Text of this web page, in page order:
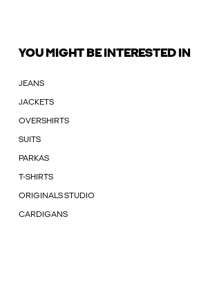
YOU MIGHT BE INTERESTED IN
JEANS
JACKETS
OVERSHIRTS
SUITS
PARKAS
T-SHIRTS
ORIGINALS STUDIO
CARDIGANS